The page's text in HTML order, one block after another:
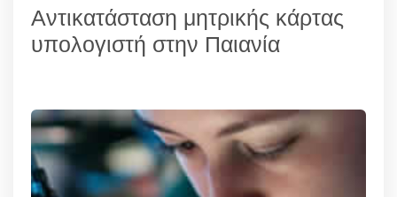
Αντικατάσταση μητρικής κάρτας
υπολογιστή στην Παιανία